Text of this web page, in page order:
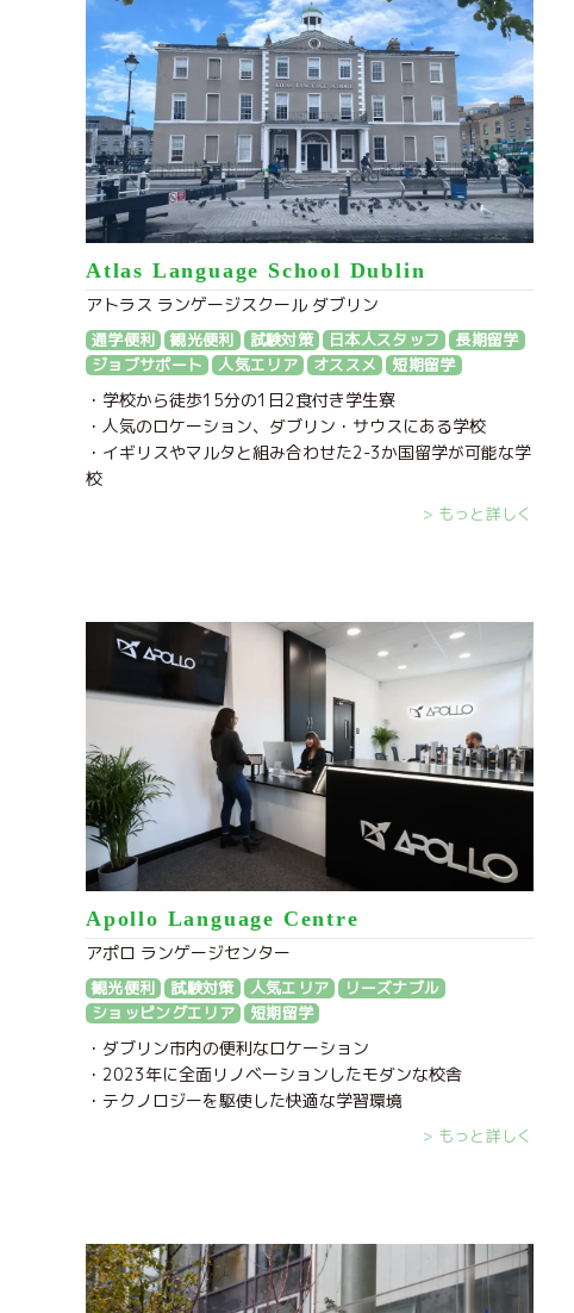
Atlas Language School Dublin
アトラス ランゲージスクール ダブリン
通学便利 観光便利 試験対策 日本人スタッフ
長期留学
ジョブサポート
人気エリア オススメ 短期留学
・学校から徒歩15分の1日2食付き学生寮
・人気のロケーション、ダブリン・サウスにある学校
・イギリスやマルタと組み合わせた2-3か国留学が可能な学
校
> もっと詳しく
Apollo Language Centre
アポロ ランゲージセンター
観光便利 試験対策 人気エリア
リーズナブル
ショッピングエリア
短期留学
・ダブリン市内の便利なロケーション
・2023年に全面リノベーションしたモダンな校舎
・テクノロジーを駆使した快適な学習環境
> もっと詳しく